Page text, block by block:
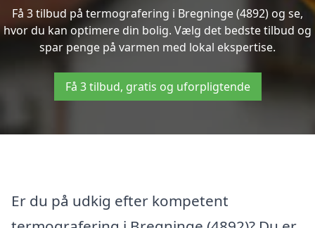
Få 3 tilbud på termografering i Bregninge (4892) og se,
hvor du kan optimere din bolig. Vælg det bedste tilbud og
spar penge på varmen med lokal ekspertise.
Få 3 tilbud, gratis og uforpligtende
Er du på udkig efter kompetent